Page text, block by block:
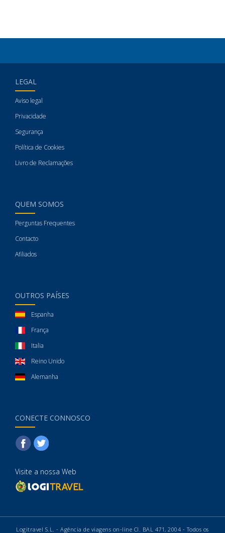
LEGAL
Aviso legal
Privacidade
Segurança
Política de Cookies
Livro de Reclamações
QUEM SOMOS
Perguntas Frequentes
Contacto
Afiliados
OUTROS PAÍSES
Espanha
França
Italia
Reino Unido
Alemanha
CONECTE CONNOSCO
Visite a nossa Web
Logitravel S.L. - Agência de viagens on-line CI. BAL 471, 2004 - Todos os